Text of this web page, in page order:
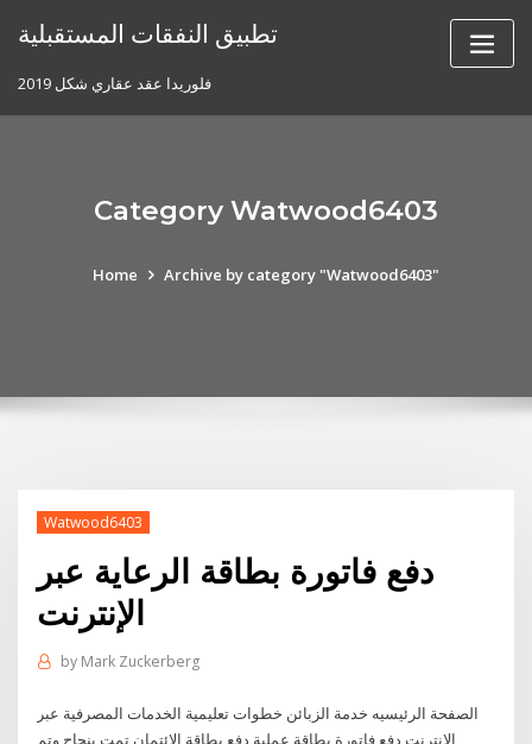
تطبيق النفقات المستقبلية
فلوريدا عقد عقاري شكل 2019
Category Watwood6403
Home Archive by category "Watwood6403"
Watwood6403
دفع فاتورة بطاقة الرعاية عبر
الإنترنت
by Mark Zuckerberg
الصفحة الرئيسيه خدمة الزبائن خطوات تعليمية الخدمات المصرفية عبر
الانترنت دفع فاتورة بطاقة عملية دفع بطاقة الائتمان تمت بنجاح وتم